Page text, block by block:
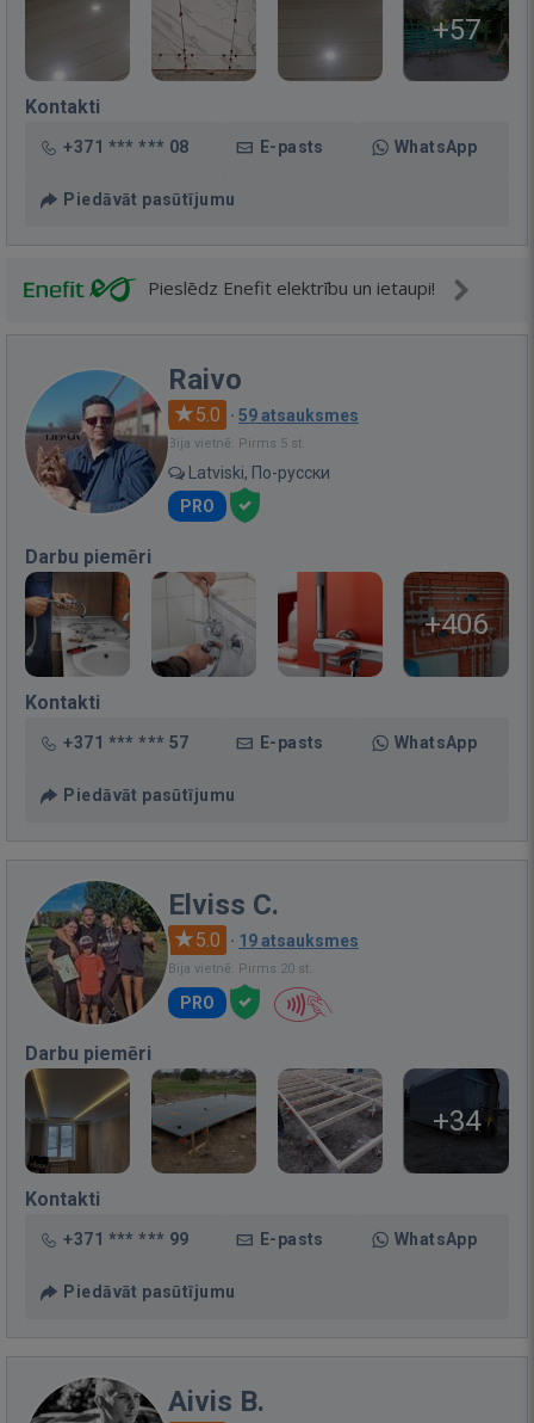
+57
Kontakti
+371 *** *** 08 E-pasts WhatsApp
Piedāvāt pasūtījumu
Pieslēdz Enefit elektrību un ietaupi!
Raivo
5.0 · 59 atsauksmes
Bija vietnē: Pirms 5 st.
Latviski, По-русски
PRO
Darbu piemēri
+406
Kontakti
+371 *** *** 57 E-pasts WhatsApp
Piedāvāt pasūtījumu
Elviss C.
5.0 · 19 atsauksmes
Bija vietnē: Pirms 20 st.
PRO
Darbu piemēri
+34
Kontakti
+371 *** *** 99 E-pasts WhatsApp
Piedāvāt pasūtījumu
Aivis B.